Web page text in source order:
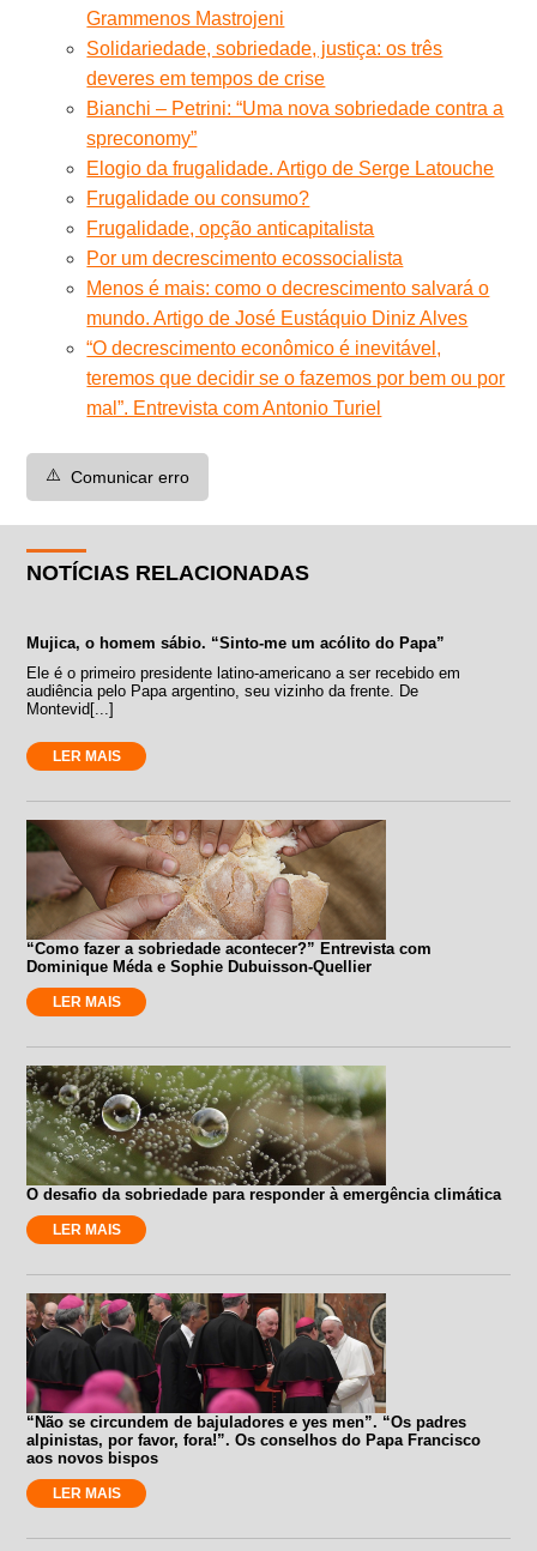
Grammenos Mastrojeni
Solidariedade, sobriedade, justiça: os três
deveres em tempos de crise
Bianchi – Petrini: “Uma nova sobriedade contra a
spreconomy”
Elogio da frugalidade. Artigo de Serge Latouche
Frugalidade ou consumo?
Frugalidade, opção anticapitalista
Por um decrescimento ecossocialista
Menos é mais: como o decrescimento salvará o
mundo. Artigo de José Eustáquio Diniz Alves
“O decrescimento econômico é inevitável,
teremos que decidir se o fazemos por bem ou por
mal”. Entrevista com Antonio Turiel
⚠️ Comunicar erro
NOTÍCIAS RELACIONADAS
Mujica, o homem sábio. “Sinto-me um acólito do Papa”
Ele é o primeiro presidente latino-americano a ser recebido em
audiência pelo Papa argentino, seu vizinho da frente. De
Montevid[...]
LER MAIS
“Como fazer a sobriedade acontecer?” Entrevista com
Dominique Méda e Sophie Dubuisson-Quellier
LER MAIS
O desafio da sobriedade para responder à emergência climática
LER MAIS
“Não se circundem de bajuladores e yes men”. “Os padres
alpinistas, por favor, fora!”. Os conselhos do Papa Francisco
aos novos bispos
LER MAIS